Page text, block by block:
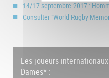
14/17 septembre 2017 :
Consulter "World Rugby
Les joueurs
Dames* :